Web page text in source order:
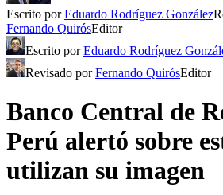
Escrito porEduardo Rodríguez González
Fernando QuirósEditor
Escrito porEduardo Rodríguez
Revisado porFernando QuirósEditor
Banco Central de
Perú alertó sobre
utilizan su imagen